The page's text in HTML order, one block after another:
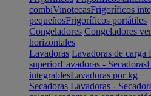
combiVinotecasFrigoríficos
pequeñosFrigoríficos portátiles
Congeladores Congeladores
horizontales
Lavadoras Lavadoras de carga
superiorLavadoras - Secadoras
integrablesLavadoras por kg
Secadoras Lavadoras -